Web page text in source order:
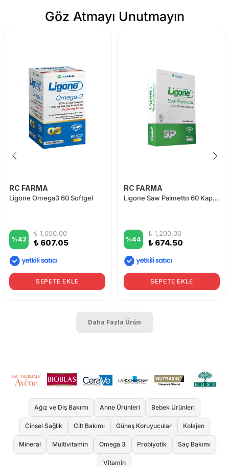
Göz Atmayı Unutmayın
RC FARMA
Ligone Omega3 60 Softgel
%42
₺ 1,050.00
₺ 607.05
SEPETE EKLE
RC FARMA
Ligone Saw Palmetto 60 Kapsül
%44
₺ 1,200.00
₺ 674.50
SEPETE EKLE
Daha Fazla Ürün
Ağız ve Diş Bakımı Anne Ürünleri Bebek Ürünleri
Cinsel Sağlık Cilt Bakımı Güneş Koruyucular Kolajen
Mineral Multivitamin Omega 3 Probiyotik Saç Bakımı
Vitamin